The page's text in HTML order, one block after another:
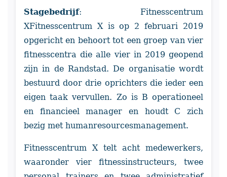
Stagebedrijf: Fitnesscentrum
XFitnesscentrum X is op 2 februari 2019
opgericht en behoort tot een groep van vier
fitnesscentra die alle vier in 2019 geopend
zijn in de Randstad. De organisatie wordt
bestuurd door drie oprichters die ieder een
eigen taak vervullen. Zo is B operationeel
en financieel manager en houdt C zich
bezig met humanresourcesmanagement.
Fitnesscentrum X telt acht medewerkers,
waaronder vier fitnessinstructeurs, twee